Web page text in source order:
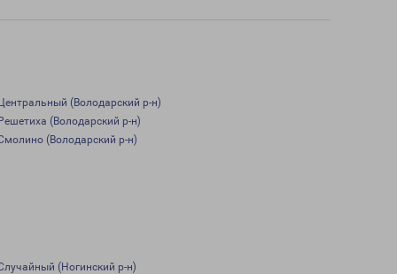
(Володарский р-н)
(Володарский р-н)
(Володарский р-н)
(Ногинский р-н)